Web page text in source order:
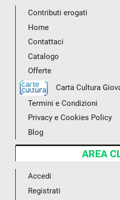
Contributi erogati
Home
Contattaci
Catalogo
Offerte
Carta Cultura
Termini e Condizioni
Privacy e Cookies Policy
Blog
AREA
Accedi
Registrati